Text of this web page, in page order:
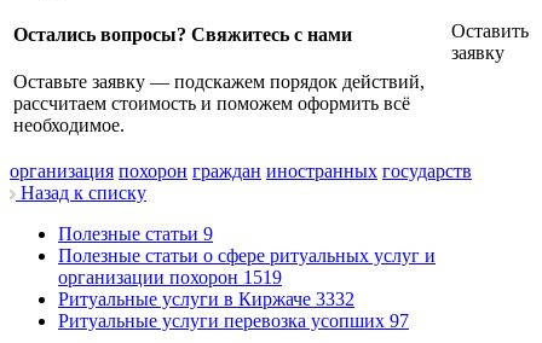
Остались вопросы? Свяжитесь с нами
Оставьте заявку — подскажем порядок действий,
рассчитаем стоимость и поможем оформить всё
необходимое.
Оставить
заявку
организация похорон граждан иностранных государств
Назад к списку
Полезные статьи 9
Полезные статьи о сфере ритуальных услуг и
организации похорон 1519
Ритуальные услуги в Киржаче 3332
Ритуальные услуги перевозка усопших 97